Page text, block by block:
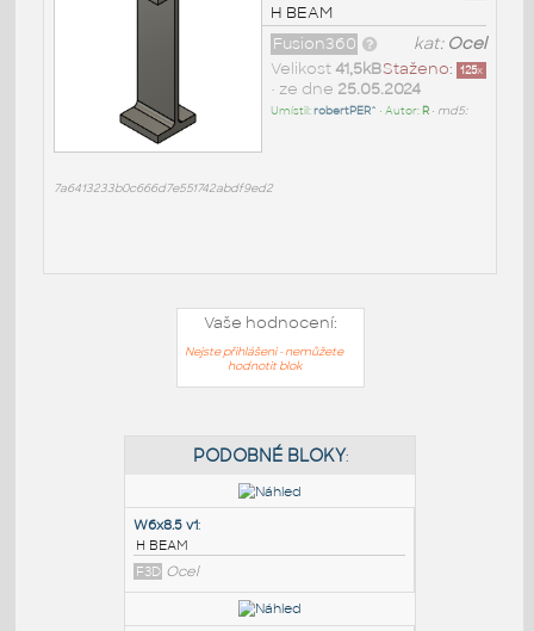
H BEAM
kat: Ocel
Fusion360
Staženo: 125x
Velikost 41,5kB
• ze dne 25.05.2024
Umístil:robertPER^ • Autor: R• md5:
7a6413233b0c666d7e551742abdf9ed2
Vaše hodnocení:
Nejste přihlášeni - nemůžete
hodnotit blok